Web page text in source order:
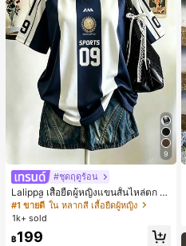
9
#ชุดฤดูร้อน
Lalippa เสื้อยืดผู้หญิงแขนสั้นไหล่ตก ค
อวีปกเสื้อ ลายพิมพ์ดิจิทัลลายทาง สไตล์
สปอร์ตแฟชั่นมินิมอล ของขวัญสำหรับเ
พื่อน
#1 ขายดี ใน หลากสี เสื้อยืดผู้หญิง
1k+ sold
฿199